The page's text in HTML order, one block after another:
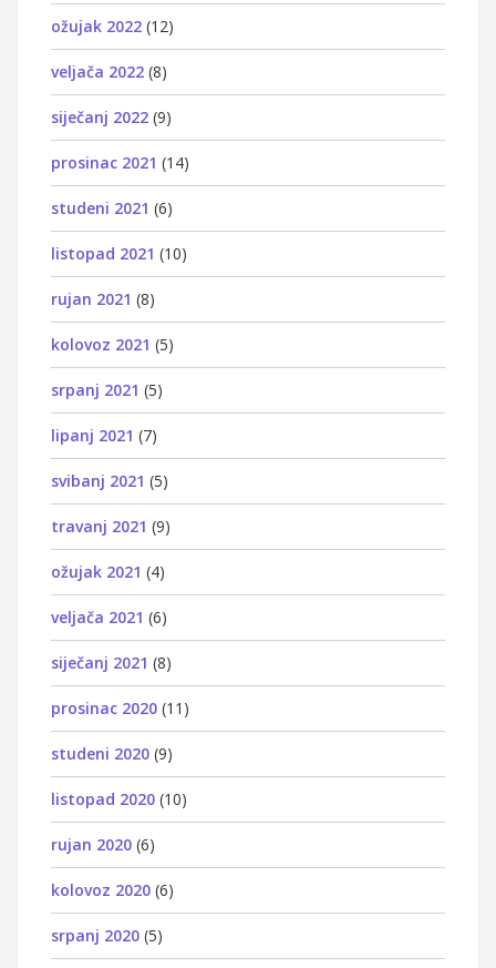
ožujak 2022 (12)
veljača 2022 (8)
siječanj 2022 (9)
prosinac 2021 (14)
studeni 2021 (6)
listopad 2021 (10)
rujan 2021 (8)
kolovoz 2021 (5)
srpanj 2021 (5)
lipanj 2021 (7)
svibanj 2021 (5)
travanj 2021 (9)
ožujak 2021 (4)
veljača 2021 (6)
siječanj 2021 (8)
prosinac 2020 (11)
studeni 2020 (9)
listopad 2020 (10)
rujan 2020 (6)
kolovoz 2020 (6)
srpanj 2020 (5)